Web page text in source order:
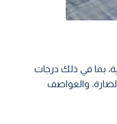
بما في ذلك درجات
والعواصف